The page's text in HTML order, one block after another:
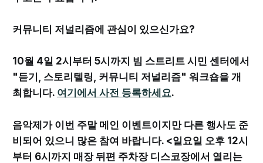
커뮤니티 저널리즘에 관심이 있으신가요?
10월 4일 2시부터 5시까지 빔 스트리트 시민 센터에서
"듣기, 스토리텔링, 커뮤니티 저널리즘" 워크숍을 개
최합니다. 여기에서 사전 등록하세요.
음악제가 이번 주말 메인 이벤트이지만 다른 행사도 준
비되어 있으니 많은 참여 바랍니다. <일요일 오후 12시
부터 6시까지 매장 뒤편 주차장 디스코장에서 열리는